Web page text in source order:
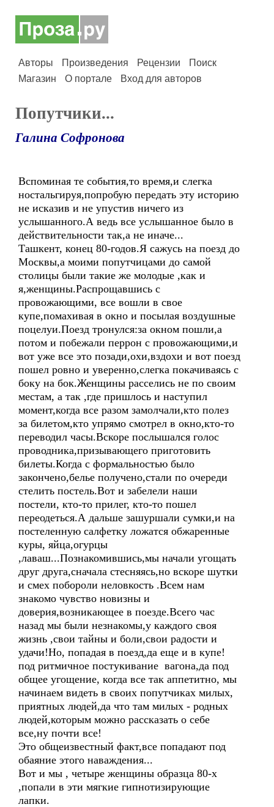
Авторы Произведения Рецензии
Поиск
Магазин
О портале Вход для авторов
Попутчики...
Галина Софронова
Вспоминая те события,то время,и слегка
ностальгируя,попробую передать эту историю
не исказив и не упустив ничего из
услышанного.А ведь все услышанное было в
действительности так,а не иначе...
Ташкент, конец 80-годов.Я сажусь на поезд до
Москвы,а моими попутчицами до самой
столицы были такие же молодые ,как и
я,женщины.Распрощавшись с
провожающими, все вошли в свое
купе,помахивая в окно и посылая воздушные
поцелуи.Поезд тронулся:за окном пошли,а
потом и побежали перрон с провожающими,и
вот уже все это позади,охи,вздохи и вот поезд
пошел ровно и уверенно,слегка покачиваясь с
боку на бок.Женщины расселись не по своим
местам, а так ,где пришлось и наступил
момент,когда все разом замолчали,кто полез
за билетом,кто упрямо смотрел в окно,кто-то
переводил часы.Вскоре послышался голос
проводника,призывающего приготовить
билеты.Когда с формальностью было
закончено,белье получено,стали по очереди
стелить постель.Вот и забелели наши
постели, кто-то прилег, кто-то пошел
переодеться.А дальше зашуршали сумки,и на
постеленную салфетку ложатся обжаренные
куры, яйца,огурцы
,лаваш...Познакомившись,мы начали угощать
друг друга,сначала стесняясь,но вскоре шутки
и смех побороли неловкость .Всем нам
знакомо чувство новизны и
доверия,возникающее в поезде.Всего час
назад мы были незнакомы,у каждого своя
жизнь ,свои тайны и боли,свои радости и
удачи!Но, попадая в поезд,да еще и в купе!
под ритмичное постукивание вагона,да под
общее угощение, когда все так аппетитно, мы
начинаем видеть в своих попутчиках милых,
приятных людей,да что там милых - родных
людей,которым можно рассказать о себе
все,ну почти все!
Это общеизвестный факт,все попадают под
обаяние этого наваждения...
Вот и мы , четыре женщины образца 80-х
,попали в эти мягкие гипнотизирующие
лапки.